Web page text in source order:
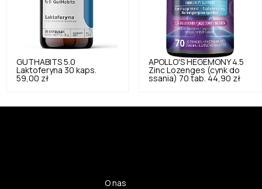
GUTHABITS 5.0
Laktoferyna 30 kaps.
59,00 zł
APOLLO'S HEGEMONY 4.5
Zinc Lozenges (cynk do
ssania) 70 tab. 44,90 zł
O nas